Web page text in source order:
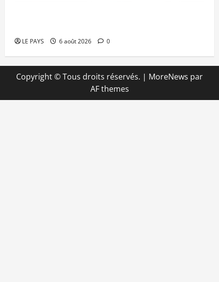
LE PAYS 6 août 2026 0
Copyright © Tous droits réservés. | MoreNews par
AF themes